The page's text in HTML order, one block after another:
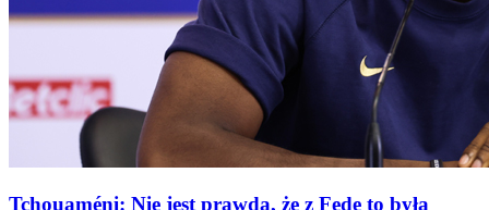
Tchouaméni: Nie jest prawdą, że z Fede to była